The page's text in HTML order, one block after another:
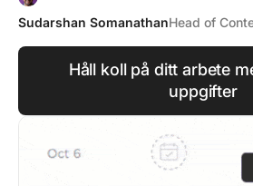
Sudarshan SomanathanHead of
Håll koll på ditt arbete
uppgifter